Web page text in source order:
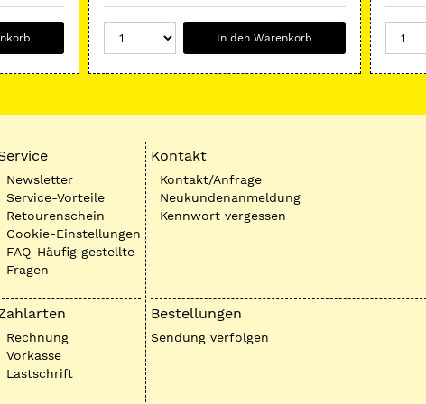
In den Warenkorb
Newsletter
Service-Vorteile
Retourenschein
Cookie-Einstellungen
FAQ-Häufig gestellte
Fragen
Rechnung
Vorkasse
Lastschrift
Kontakt
Kontakt/Anfrage
Neukundenanmeldung
Kennwort vergessen
Bestellungen
Sendung verfolgen